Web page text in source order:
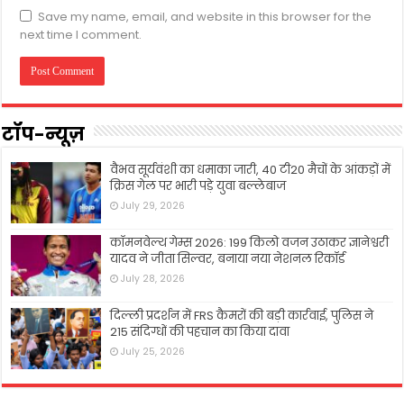
Save my name, email, and website in this browser for the
next time I comment.
टॉप-न्यूज़
वैभव सूर्यवंशी का धमाका जारी, 40 टी20 मैचों के आंकड़ों में
क्रिस गेल पर भारी पड़े युवा बल्लेबाज
July 29, 2026
कॉमनवेल्थ गेम्स 2026: 199 किलो वजन उठाकर ज्ञानेश्वरी
यादव ने जीता सिल्वर, बनाया नया नेशनल रिकॉर्ड
July 28, 2026
दिल्ली प्रदर्शन में FRS कैमरों की बड़ी कार्रवाई, पुलिस ने
215 संदिग्धों की पहचान का किया दावा
July 25, 2026